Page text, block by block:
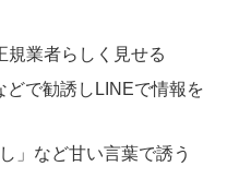
規業者らしく見せる
どで勧誘しLINEで情報を
」など甘い言葉で誘う